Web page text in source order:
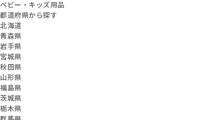
ベビー・キッズ用品
都道府県から探す
北海道
青森県
岩手県
宮城県
秋田県
山形県
福島県
茨城県
栃木県